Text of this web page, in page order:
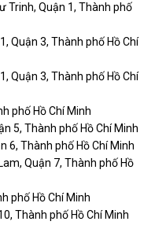
Trinh, Quận 1, Thành phố
Quận 3, Thành phố Hồ Chí
Quận 3, Thành phố Hồ Chí
phố Hồ Chí Minh
5, Thành phố Hồ Chí Minh
6, Thành phố Hồ Chí Minh
Quận 7, Thành phố Hồ
phố Hồ Chí Minh
Thành phố Hồ Chí Minh